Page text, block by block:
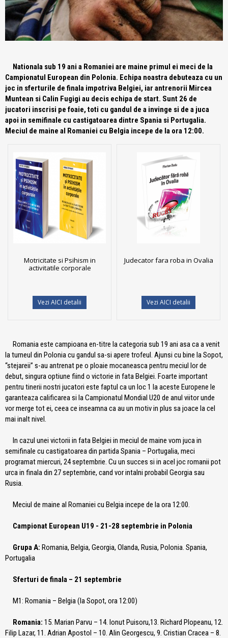
Nationala sub 19 ani a Romaniei are maine primul ei meci de la
Campionatul European din Polonia. Echipa noastra debuteaza cu un
joc in sferturile de finala impotriva Belgiei, iar antrenorii Mircea
Muntean si Calin Fugigi au decis echipa de start. Sunt 26 de
jucatori inscrisi pe foaie, toti cu gandul de a invinge si de a juca
apoi in semifinale cu castigatoarea dintre Spania si Portugalia.
Meciul de maine al Romaniei cu Belgia incepe de la ora 12:00.
Motricitate si Psihism in
activitatile corporale
Vezi AICI detalii
Judecator fara roba in Ovalia
Vezi AICI detalii
Romania este campioana en-titre la categoria sub 19 ani asa ca a venit
la turneul din Polonia cu gandul sa-si apere trofeul. Ajunsi cu bine la Sopot,
“stejareii” s-au antrenat pe o ploaie mocaneasca pentru meciul lor de
debut, singura optiune fiind o victorie in fata Belgiei. Foarte important
pentru tinerii nostri jucatori este faptul ca un loc 1 la aceste Europene le
garanteaza calificarea si la Campionatul Mondial U20 de anul viitor unde
vor merge tot ei, ceea ce inseamna ca au un motiv in plus sa joace la cel
mai inalt nivel.
In cazul unei victorii in fata Belgiei in meciul de maine vom juca in
semifinale cu castigatoarea din partida Spania – Portugalia, meci
programat miercuri, 24 septembrie. Cu un succes si in acel joc romanii pot
urca in finala din 27 septembrie, cand vor intalni probabil Georgia sau
Rusia.
Meciul de maine al Romaniei cu Belgia incepe de la ora 12:00.
Campionat European U19 - 21-28 septembrie in Polonia
Grupa A: Romania, Belgia, Georgia, Olanda, Rusia, Polonia. Spania,
Portugalia
Sferturi de finala – 21 septembrie
M1: Romania – Belgia (la Sopot, ora 12:00)
Romania: 15. Marian Parvu – 14. Ionut Puisoru,13. Richard Plopeanu, 12.
Filip Lazar, 11. Adrian Apostol – 10. Alin Georgescu, 9. Cristian Cracea – 8.